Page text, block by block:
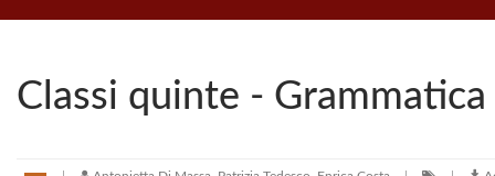
Classi quinte -